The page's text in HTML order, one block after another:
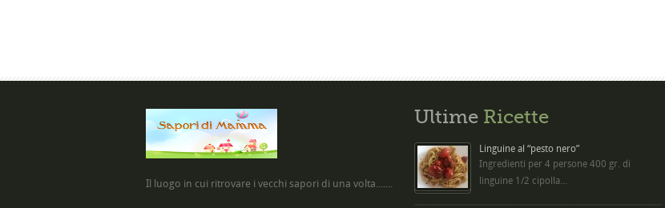
Il luogo in cui ritrovare i vecchi sapori di una volta.......
Ultime Ricette
Linguine al “pesto nero”
Ingredienti per 4 persone 400 gr. di
linguine 1/2 cipolla...